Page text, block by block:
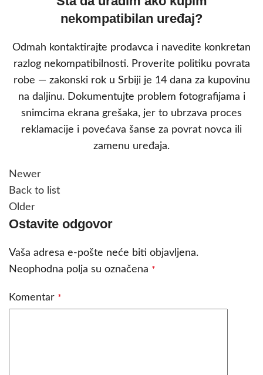
nekompatibilan uređaj?
Odmah kontaktirajte prodavca i navedite konkretan
razlog nekompatibilnosti. Proverite politiku povrata
robe — zakonski rok u Srbiji je 14 dana za kupovinu
na daljinu. Dokumentujte problem fotografijama i
snimcima ekrana grešaka, jer to ubrzava proces
reklamacije i povećava šanse za povrat novca ili
zamenu uređaja.
Newer
Back to list
Older
Ostavite odgovor
Vaša adresa e-pošte neće biti objavljena.
Neophodna polja su označena *
Komentar *